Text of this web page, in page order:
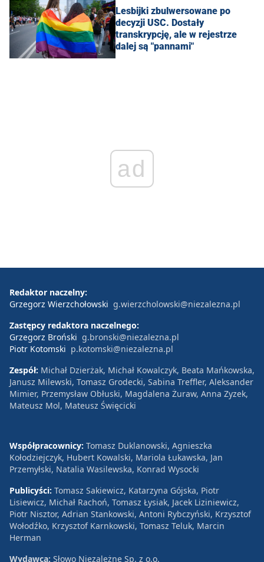
Lesbijki zbulwersowane po
decyzji USC. Dostały
transkrypcję, ale w rejestrze
dalej są "pannami"
ad
Redaktor naczelny:
Grzegorz Wierzchołowski g.wierzcholowski@niezalezna.pl
Zastępcy redaktora naczelnego:
Grzegorz Broński g.bronski@niezalezna.pl
Piotr Kotomski p.kotomski@niezalezna.pl
Zespół: Michał Dzierżak, Michał Kowalczyk, Beata Mańkowska,
Janusz Milewski, Tomasz Grodecki, Sabina Treffler, Aleksander
Mimier, Przemysław Obłuski, Magdalena Żuraw, Anna Zyzek,
Mateusz Mol, Mateusz Święcicki
Współpracownicy: Tomasz Duklanowski, Agnieszka
Kołodziejczyk, Hubert Kowalski, Mariola Łukawska, Jan
Przemyłski, Natalia Wasilewska, Konrad Wysocki
Publicyści: Tomasz Sakiewicz, Katarzyna Gójska, Piotr
Lisiewicz, Michał Rachoń, Tomasz Łysiak, Jacek Liziniewicz,
Piotr Nisztor, Adrian Stankowski, Antoni Rybczyński, Krzysztof
Wołodźko, Krzysztof Karnkowski, Tomasz Teluk, Marcin
Herman
Wydawca: Słowo Niezależne Sp. z o.o.